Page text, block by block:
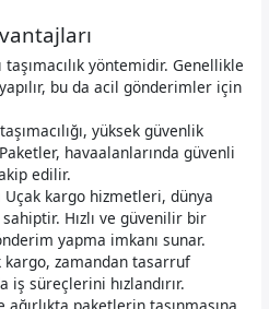
taşımacılık yöntemidir. Genellikle
bu da acil gönderimler için
yüksek güvenlik
havaalanlarında güvenli
edilir.
Uçak kargo hizmetleri, dünya
Hızlı ve güvenilir bir
yapma imkanı sunar.
kargo, zamandan tasarruf
iş süreçlerini hızlandırır.